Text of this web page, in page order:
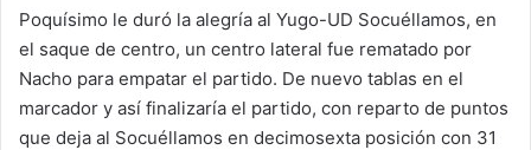
Poquísimo le duró la alegría al Yugo-UD Socuéllamos, en
el saque de centro, un centro lateral fue rematado por
Nacho para empatar el partido. De nuevo tablas en el
marcador y así finalizaría el partido, con reparto de puntos
que deja al Socuéllamos en decimosexta posición con 31